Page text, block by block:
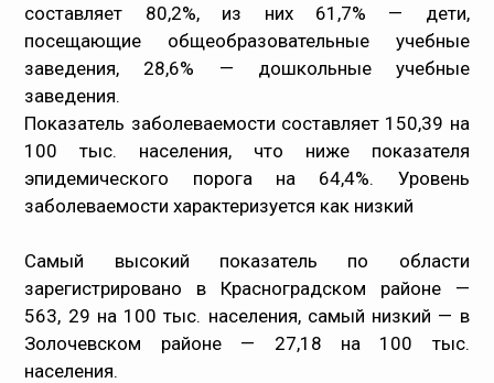
составляет 80,2%, из них 61,7% — дети,
посещающие общеобразовательные учебные
заведения, 28,6% — дошкольные учебные
заведения.
Показатель заболеваемости составляет 150,39 на
100 тыс. населения, что ниже показателя
эпидемического порога на 64,4%. Уровень
заболеваемости характеризуется как низкий
Самый высокий показатель по области
зарегистрировано в Красноградском районе —
563, 29 на 100 тыс. населения, самый низкий — в
Золочевском районе — 27,18 на 100 тыс.
населения.